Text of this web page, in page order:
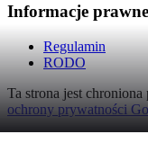
Informacje prawne
Regulamin
RODO
Ta strona jest
ochrony prywatności